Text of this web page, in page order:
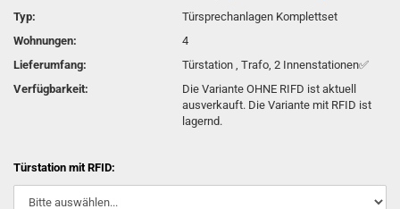
Typ:
Türsprechanlagen Komplettset
Wohnungen:
4
Lieferumfang:
Türstation , Trafo, 2 Innenstationen✅
Verfügbarkeit:
Die Variante OHNE RIFD ist aktuell
ausverkauft. Die Variante mit RFID ist
lagernd.
Türstation mit RFID: